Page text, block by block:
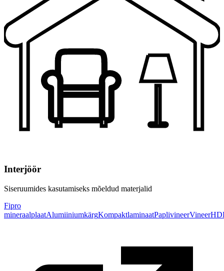
Interjöör
Siseruumides kasutamiseks mõeldud materjalid
Fipro
mineraalplaatAlumiiniumkärgKompaktlaminaatPaplivineerVineer